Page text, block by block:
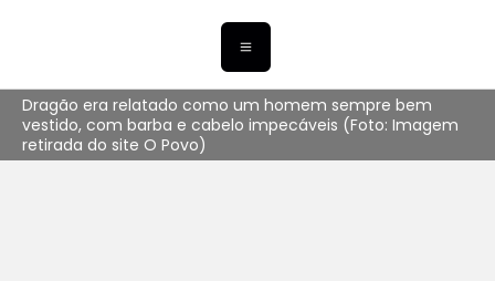
Dragão era relatado como um homem sempre bem
vestido, com barba e cabelo impecáveis (Foto: Imagem
retirada do site O Povo)